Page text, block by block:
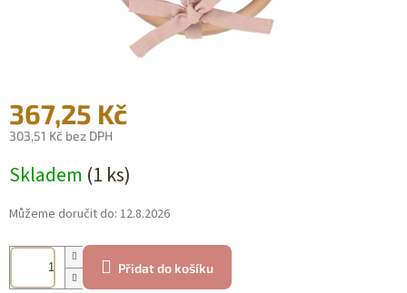
367,25 Kč
303,51 Kč bez DPH
cena:
Skladem (1 ks)
Můžeme doručit do: 12.8.2026
Přidat do košíku